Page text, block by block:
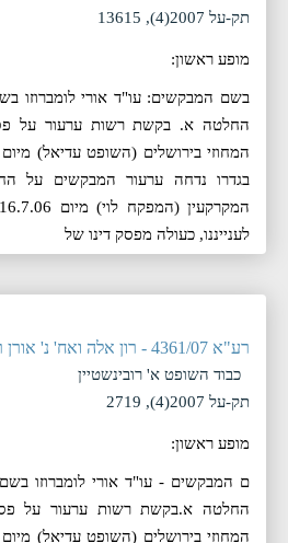
תק-על 2007(4), 13615
מופע ראשון:
בשם המבקשים: עו"ד אורי לומברוזו
החלטה א. בקשת רשות ערעור על
בגדרו נדחה ערעור המבקשים על
לענייננו, כעולה מפסק דינו של
רע"א 4361/07 - רון אלה ואח' נ' אורן רביב ואח'
כבוד השופט א' רובינשטיין
תק-על 2007(4), 2719
מופע ראשון:
ם המבקשים - עו"ד אורי לומברוזו
החלטה א.בקשת רשות ערעור על